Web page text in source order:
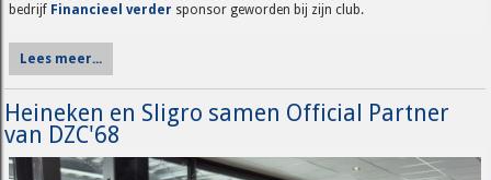
bedrijf Financieel verder sponsor geworden bij zijn club.
Lees meer...
Heineken en Sligro samen Official Partner
van DZC'68